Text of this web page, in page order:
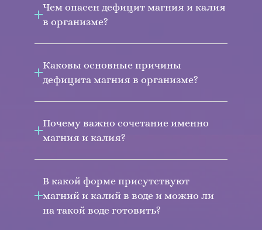
Чем опасен дефицит магния и калия
в организме?
Каковы основные причины
дефицита магния в организме?
Почему важно сочетание именно
магния и калия?
В какой форме присутствуют
магний и калий в воде и можно ли
на такой воде готовить?